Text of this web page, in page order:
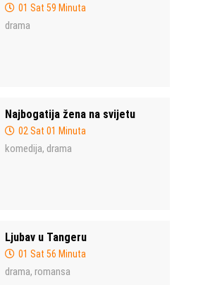
01 Sat 59 Minuta
drama
Najbogatija žena na svijetu
02 Sat 01 Minuta
komedija, drama
Ljubav u Tangeru
01 Sat 56 Minuta
drama, romansa